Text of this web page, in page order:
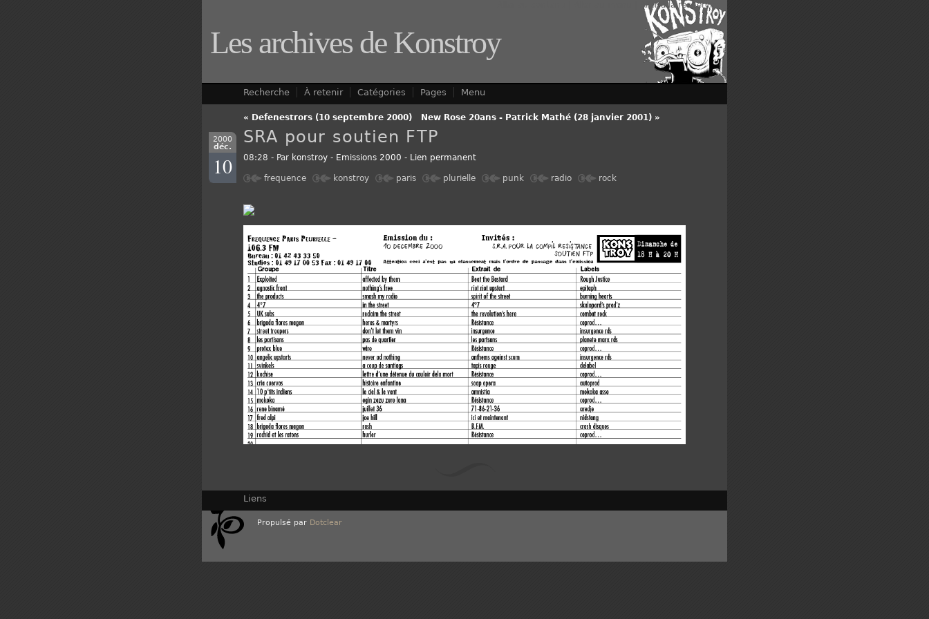
Les archives de Konstroy
Aller à la recherche
Recherche À retenir Catégories Pages Menu
« Defenestrors (10 septembre 2000) New Rose 20ans - Patrick Mathé (28 janvier 2001) »
2000
déc.
10
SRA pour soutien FTP
08:28 - Par konstroy - Emissions 2000 - Lien permanent
frequence konstroy paris plurielle punk radio rock
Liens
Propulsé par Dotclear